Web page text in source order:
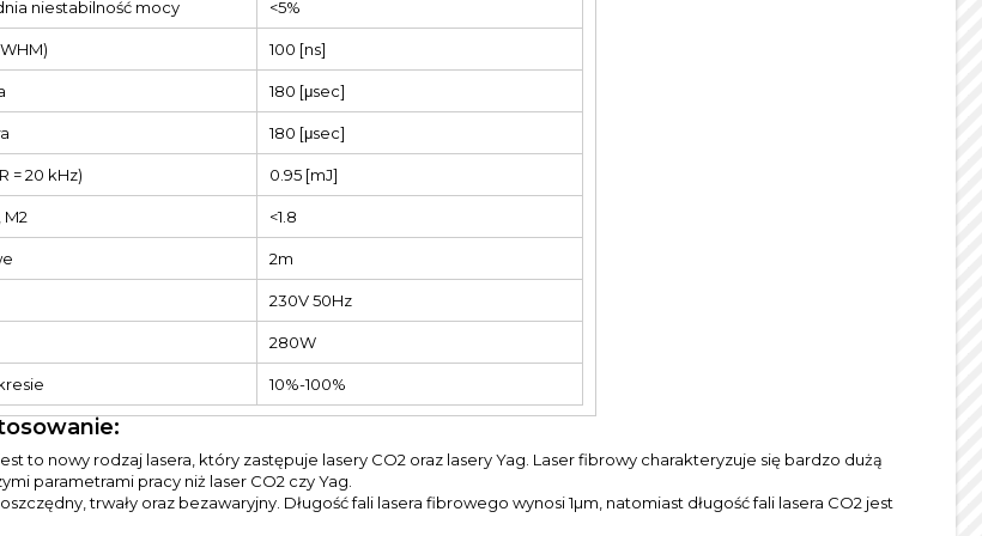
niestabilność mocy <5%
100 [ns]
180 [μsec]
180 [μsec]
= 20 kHz) 0.95 [mJ]
<1.8
2m
230V 50Hz
280W
10%-100%
to nowy rodzaj lasera, który zastępuje lasery CO2 oraz lasery Yag. Laser fibrowy charakteryzuje się bardzo dużą
parametrami pracy niż laser CO2 czy Yag.
trwały oraz bezawaryjny. Długość fali lasera fibrowego wynosi 1µm, natomiast długość fali lasera CO2 jest